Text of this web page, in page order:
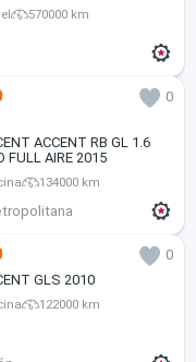
570000 km
0
ACCENT RB GL 1.6
FULL AIRE 2015
134000 km
0
GLS 2010
122000 km